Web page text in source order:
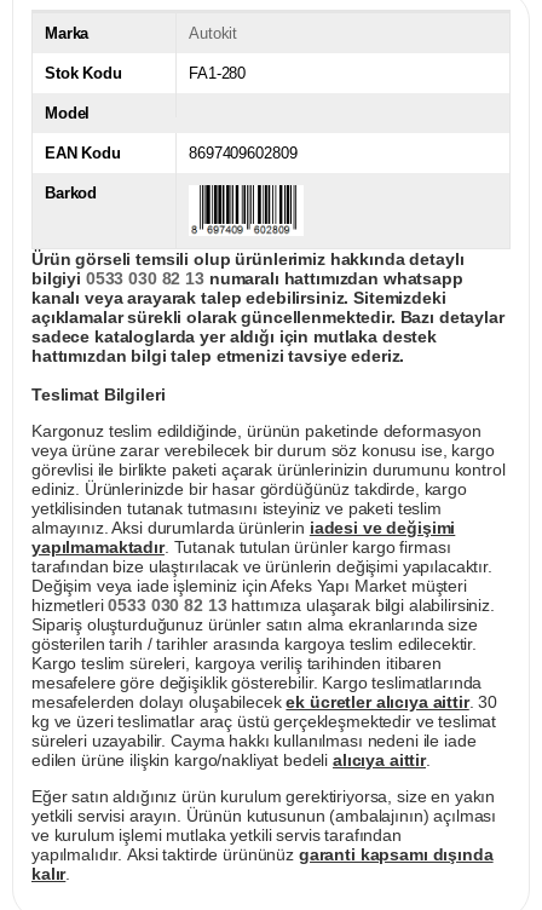
Marka Autokit
Stok Kodu FA1-280
Model
EAN Kodu 8697409602809
Barkod
Ürün görseli temsili olup ürünlerimiz hakkında detaylı
bilgiyi 0533 030 82 13numaralı hattımızdan whatsapp
kanalı veya arayarak talep edebilirsiniz. Sitemizdeki
açıklamalar sürekli olarak güncellenmektedir. Bazı detaylar
sadece kataloglarda yer aldığı için mutlaka destek
hattımızdan bilgi talep etmenizi tavsiye ederiz.
Teslimat Bilgileri
Kargonuz teslim edildiğinde, ürünün paketinde deformasyon
veya ürüne zarar verebilecek bir durum söz konusu ise, kargo
görevlisi ile birlikte paketi açarak ürünlerinizin durumunu kontrol
ediniz. Ürünlerinizde bir hasar gördüğünüz takdirde, kargo
yetkilisinden tutanak tutmasını isteyiniz ve paketi teslim
almayınız. Aksi durumlarda ürünlerin iadesi ve değişimi
yapılmamaktadır. Tutanak tutulan ürünler kargo firması
tarafından bize ulaştırılacak ve ürünlerin değişimi yapılacaktır.
Değişim veya iade işleminiz için Afeks Yapı Market müşteri
hizmetleri0533 030 82 13hattımıza ulaşarak bilgi alabilirsiniz.
Sipariş oluşturduğunuz ürünler satın alma ekranlarında size
gösterilen tarih / tarihler arasında kargoya teslim edilecektir.
Kargo teslim süreleri, kargoya veriliş tarihinden itibaren
mesafelere göre değişiklik gösterebilir. Kargo teslimatlarında
mesafelerden dolayı oluşabilecekek ücretler alıcıya aittir. 30
kg ve üzeri teslimatlar araç üstü gerçekleşmektedir ve teslimat
süreleri uzayabilir. Cayma hakkı kullanılması nedeni ile iade
edilen ürüne ilişkin kargo/nakliyat bedeli alıcıya aittir.
Eğer satın aldığınız ürün kurulum gerektiriyorsa, size en yakın
yetkili servisi arayın. Ürünün kutusunun (ambalajının) açılması
ve kurulum işlemi mutlaka yetkili servis tarafından
yapılmalıdır. Aksi taktirde ürününüz garanti kapsamı dışında
kalır.